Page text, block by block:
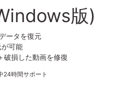
• DVD Memory for Mac
その他の復元
• ビデオ修復・復元
版)
ータを復元
可能
破損した動画を修復
24時間サポート